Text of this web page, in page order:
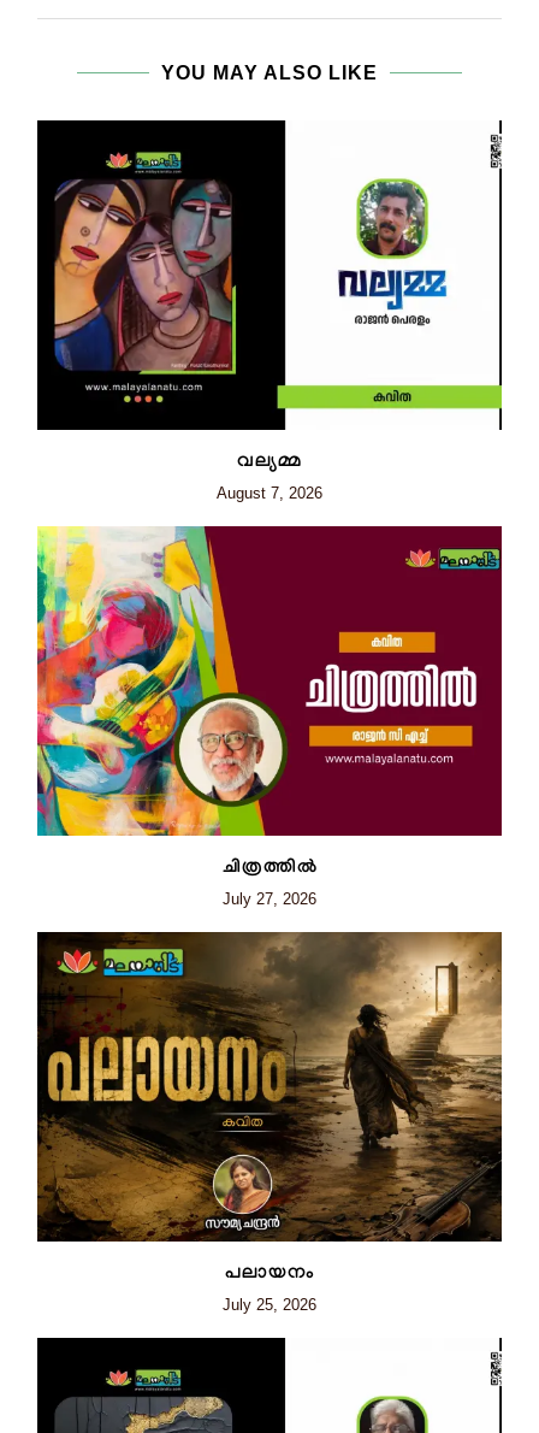
YOU MAY ALSO LIKE
വല്യമ്മ
August 7, 2026
ചിത്രത്തില്‍
July 27, 2026
പലായനം
July 25, 2026